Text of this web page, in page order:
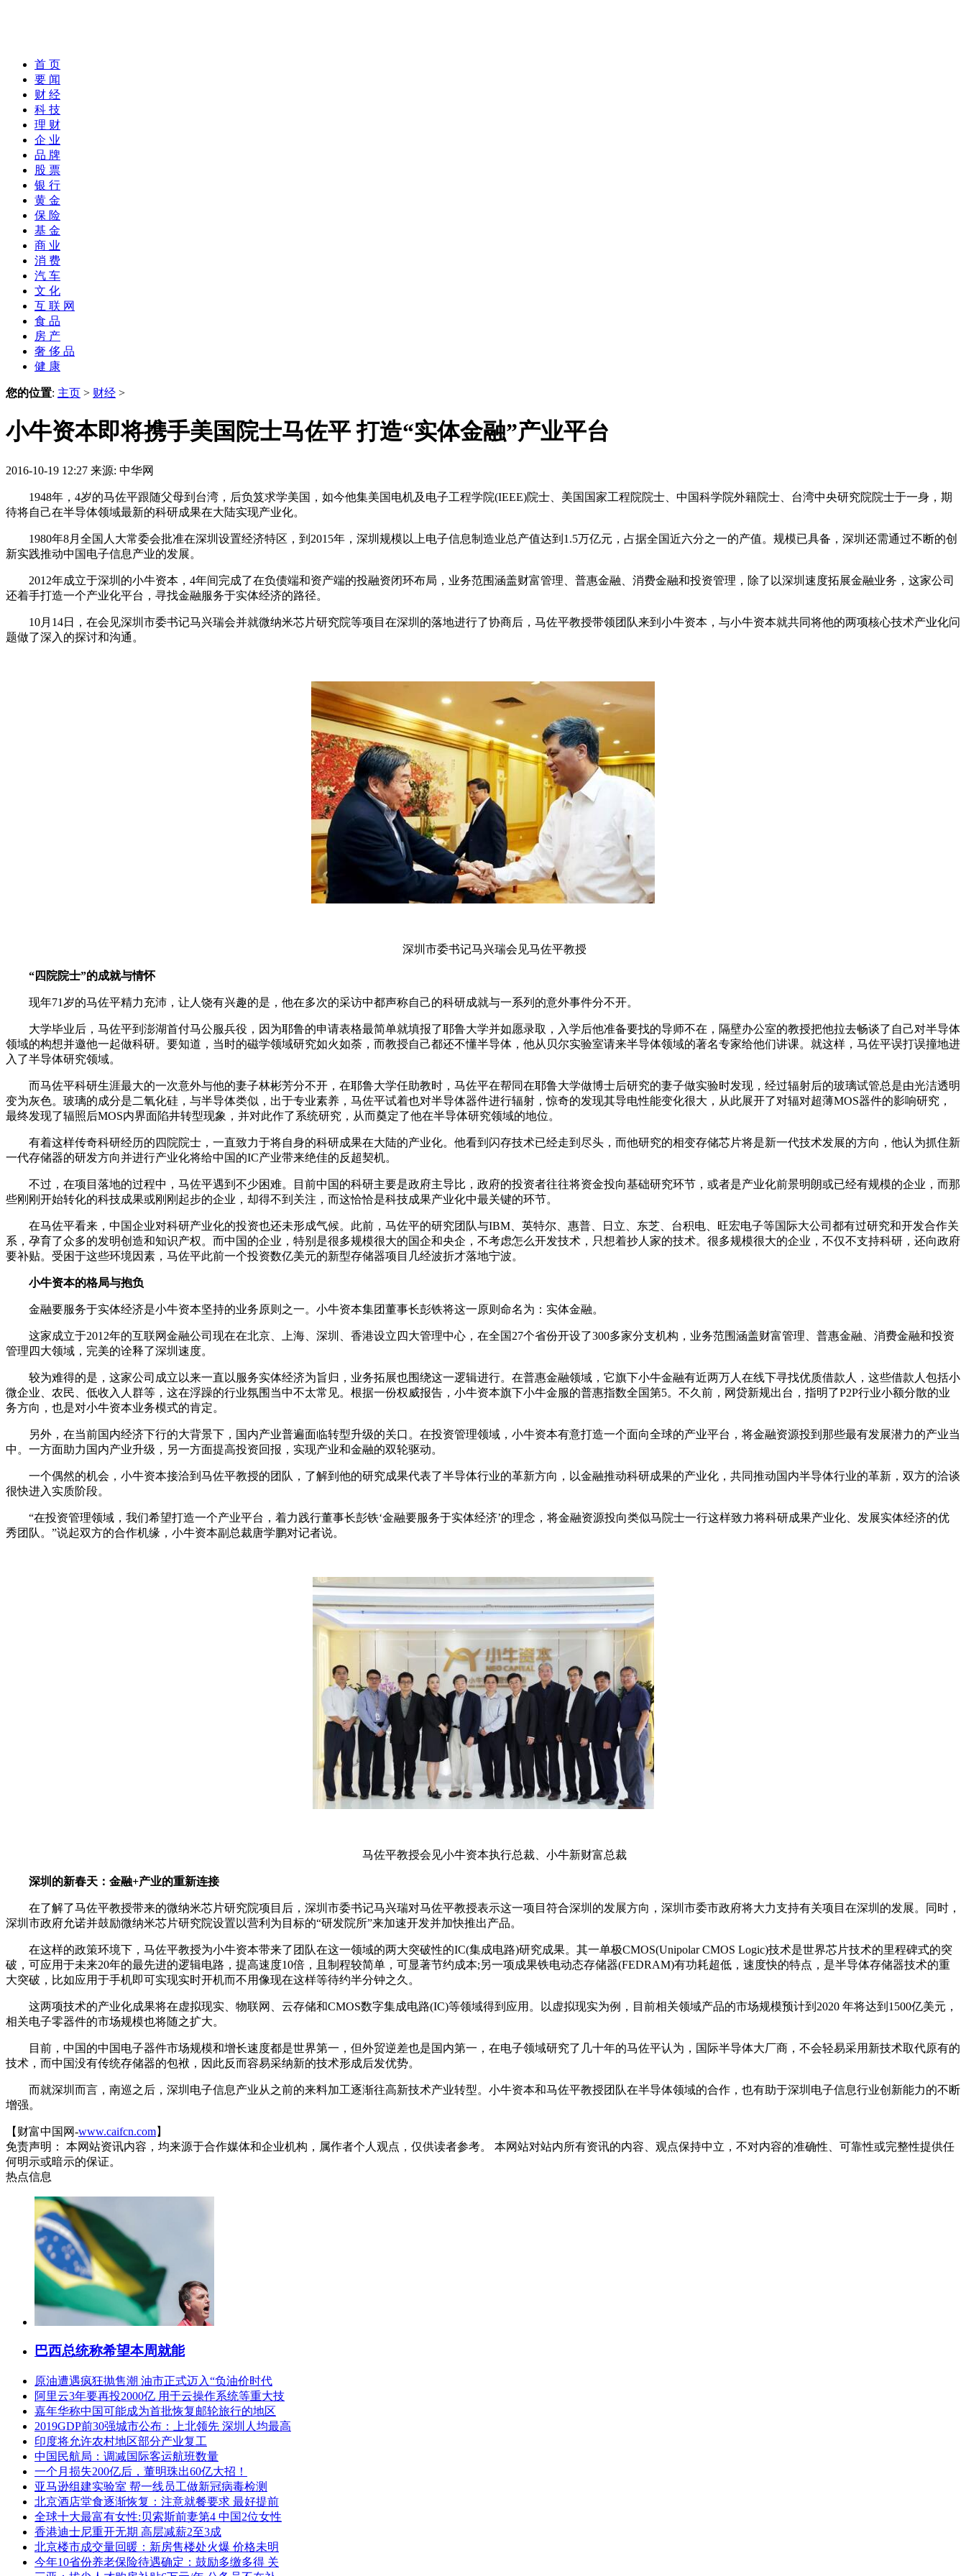
首 页
要 闻
财 经
科 技
理 财
企 业
品 牌
股 票
银 行
黄 金
保 险
基 金
商 业
消 费
汽 车
文 化
互 联 网
食 品
房 产
奢 侈 品
健 康
您的位置: 主页 > 财经 >
小牛资本即将携手美国院士马佐平 打造“实体金融”产业平台
2016-10-19 12:27 来源: 中华网
1948年，4岁的马佐平跟随父母到台湾，后负笈求学美国，如今他集美国电机及电子工程学院(IEEE)院士、美国国家工程院院士、中国科学院外籍院士、台湾中央研究院院士于一身，期
待将自己在半导体领域最新的科研成果在大陆实现产业化。
1980年8月全国人大常委会批准在深圳设置经济特区，到2015年，深圳规模以上电子信息制造业总产值达到1.5万亿元，占据全国近六分之一的产值。规模已具备，深圳还需通过不断的创
新实践推动中国电子信息产业的发展。
2012年成立于深圳的小牛资本，4年间完成了在负债端和资产端的投融资闭环布局，业务范围涵盖财富管理、普惠金融、消费金融和投资管理，除了以深圳速度拓展金融业务，这家公司
还着手打造一个产业化平台，寻找金融服务于实体经济的路径。
10月14日，在会见深圳市委书记马兴瑞会并就微纳米芯片研究院等项目在深圳的落地进行了协商后，马佐平教授带领团队来到小牛资本，与小牛资本就共同将他的两项核心技术产业化问
题做了深入的探讨和沟通。
深圳市委书记马兴瑞会见马佐平教授
“四院院士”的成就与情怀
现年71岁的马佐平精力充沛，让人饶有兴趣的是，他在多次的采访中都声称自己的科研成就与一系列的意外事件分不开。
大学毕业后，马佐平到澎湖首付马公服兵役，因为耶鲁的申请表格最简单就填报了耶鲁大学并如愿录取，入学后他准备要找的导师不在，隔壁办公室的教授把他拉去畅谈了自己对半导体
领域的构想并邀他一起做科研。要知道，当时的磁学领域研究如火如荼，而教授自己都还不懂半导体，他从贝尔实验室请来半导体领域的著名专家给他们讲课。就这样，马佐平误打误撞地进
入了半导体研究领域。
而马佐平科研生涯最大的一次意外与他的妻子林彬芳分不开，在耶鲁大学任助教时，马佐平在帮同在耶鲁大学做博士后研究的妻子做实验时发现，经过辐射后的玻璃试管总是由光洁透明
变为灰色。玻璃的成分是二氧化硅，与半导体类似，出于专业素养，马佐平试着也对半导体器件进行辐射，惊奇的发现其导电性能变化很大，从此展开了对辐对超薄MOS器件的影响研究，
最终发现了辐照后MOS内界面陷井转型现象，并对此作了系统研究，从而奠定了他在半导体研究领域的地位。
有着这样传奇科研经历的四院院士，一直致力于将自身的科研成果在大陆的产业化。他看到闪存技术已经走到尽头，而他研究的相变存储芯片将是新一代技术发展的方向，他认为抓住新
一代存储器的研发方向并进行产业化将给中国的IC产业带来绝佳的反超契机。
不过，在项目落地的过程中，马佐平遇到不少困难。目前中国的科研主要是政府主导比，政府的投资者往往将资金投向基础研究环节，或者是产业化前景明朗或已经有规模的企业，而那
些刚刚开始转化的科技成果或刚刚起步的企业，却得不到关注，而这恰恰是科技成果产业化中最关键的环节。
在马佐平看来，中国企业对科研产业化的投资也还未形成气候。此前，马佐平的研究团队与IBM、英特尔、惠普、日立、东芝、台积电、旺宏电子等国际大公司都有过研究和开发合作关
系，孕育了众多的发明创造和知识产权。而中国的企业，特别是很多规模很大的国企和央企，不考虑怎么开发技术，只想着抄人家的技术。很多规模很大的企业，不仅不支持科研，还向政府
要补贴。受困于这些环境因素，马佐平此前一个投资数亿美元的新型存储器项目几经波折才落地宁波。
小牛资本的格局与抱负
金融要服务于实体经济是小牛资本坚持的业务原则之一。小牛资本集团董事长彭铁将这一原则命名为：实体金融。
这家成立于2012年的互联网金融公司现在在北京、上海、深圳、香港设立四大管理中心，在全国27个省份开设了300多家分支机构，业务范围涵盖财富管理、普惠金融、消费金融和投资
管理四大领域，完美的诠释了深圳速度。
较为难得的是，这家公司成立以来一直以服务实体经济为旨归，业务拓展也围绕这一逻辑进行。在普惠金融领域，它旗下小牛金融有近两万人在线下寻找优质借款人，这些借款人包括小
微企业、农民、低收入人群等，这在浮躁的行业氛围当中不太常见。根据一份权威报告，小牛资本旗下小牛金服的普惠指数全国第5。不久前，网贷新规出台，指明了P2P行业小额分散的业
务方向，也是对小牛资本业务模式的肯定。
另外，在当前国内经济下行的大背景下，国内产业普遍面临转型升级的关口。在投资管理领域，小牛资本有意打造一个面向全球的产业平台，将金融资源投到那些最有发展潜力的产业当
中。一方面助力国内产业升级，另一方面提高投资回报，实现产业和金融的双轮驱动。
一个偶然的机会，小牛资本接洽到马佐平教授的团队，了解到他的研究成果代表了半导体行业的革新方向，以金融推动科研成果的产业化，共同推动国内半导体行业的革新，双方的洽谈
很快进入实质阶段。
“在投资管理领域，我们希望打造一个产业平台，着力践行董事长彭铁‘金融要服务于实体经济’的理念，将金融资源投向类似马院士一行这样致力将科研成果产业化、发展实体经济的优
秀团队。”说起双方的合作机缘，小牛资本副总裁唐学鹏对记者说。
马佐平教授会见小牛资本执行总裁、小牛新财富总裁
深圳的新春天：金融+产业的重新连接
在了解了马佐平教授带来的微纳米芯片研究院项目后，深圳市委书记马兴瑞对马佐平教授表示这一项目符合深圳的发展方向，深圳市委市政府将大力支持有关项目在深圳的发展。同时，
深圳市政府允诺并鼓励微纳米芯片研究院设置以营利为目标的“研发院所”来加速开发并加快推出产品。
在这样的政策环境下，马佐平教授为小牛资本带来了团队在这一领域的两大突破性的IC(集成电路)研究成果。其一单极CMOS(Unipolar CMOS Logic)技术是世界芯片技术的里程碑式的突
破，可应用于未来20年的最先进的逻辑电路，提高速度10倍，且制程较简单，可显著节约成本;另一项成果铁电动态存储器(FEDRAM)有功耗超低，速度快的特点，是半导体存储器技术的重
大突破，比如应用于手机即可实现实时开机而不用像现在这样等待约半分钟之久。
这两项技术的产业化成果将在虚拟现实、物联网、云存储和CMOS数字集成电路(IC)等领域得到应用。以虚拟现实为例，目前相关领域产品的市场规模预计到2020 年将达到1500亿美元，
相关电子零器件的市场规模也将随之扩大。
目前，中国的中国电子器件市场规模和增长速度都是世界第一，但外贸逆差也是国内第一，在电子领域研究了几十年的马佐平认为，国际半导体大厂商，不会轻易采用新技术取代原有的
技术，而中国没有传统存储器的包袱，因此反而容易采纳新的技术形成后发优势。
而就深圳而言，南巡之后，深圳电子信息产业从之前的来料加工逐渐往高新技术产业转型。小牛资本和马佐平教授团队在半导体领域的合作，也有助于深圳电子信息行业创新能力的不断
增强。
【财富中国网-www.caifcn.com】
免责声明： 本网站资讯内容，均来源于合作媒体和企业机构，属作者个人观点，仅供读者参考。 本网站对站内所有资讯的内容、观点保持中立，不对内容的准确性、可靠性或完整性提供任
何明示或暗示的保证。
热点信息
巴西总统称希望本周就能
原油遭遇疯狂抛售潮 油市正式迈入“负油价时代
阿里云3年要再投2000亿 用于云操作系统等重大技
嘉年华称中国可能成为首批恢复邮轮旅行的地区
2019GDP前30强城市公布：上北领先 深圳人均最高
印度将允许农村地区部分产业复工
中国民航局：调减国际客运航班数量
一个月损失200亿后，董明珠出60亿大招！
亚马逊组建实验室 帮一线员工做新冠病毒检测
北京酒店堂食逐渐恢复：注意就餐要求 最好提前
全球十大最富有女性:贝索斯前妻第4 中国2位女性
香港迪士尼重开无期 高层减薪2至3成
北京楼市成交量回暖：新房售楼处火爆 价格未明
今年10省份养老保险待遇确定：鼓励多缴多得 关